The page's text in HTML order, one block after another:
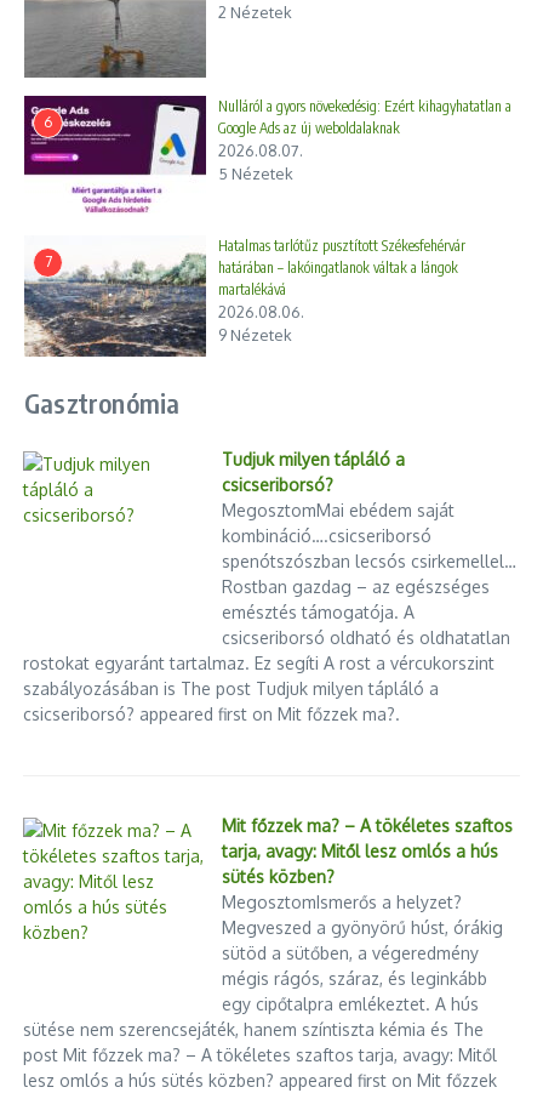
2 Nézetek
6
Nulláról a gyors növekedésig: Ezért kihagyhatatlan a
Google Ads az új weboldalaknak
2026.08.07.
5 Nézetek
7
Hatalmas tarlótűz pusztított Székesfehérvár
határában – lakóingatlanok váltak a lángok
martalékává
2026.08.06.
9 Nézetek
Gasztronómia
Tudjuk milyen tápláló a
csicseriborsó?
MegosztomMai ebédem saját
kombináció….csicseriborsó
spenótszószban lecsós csirkemellel…
Rostban gazdag – az egészséges
emésztés támogatója. A
csicseriborsó oldható és oldhatatlan
rostokat egyaránt tartalmaz. Ez segíti A rost a vércukorszint
szabályozásában is The post Tudjuk milyen tápláló a
csicseriborsó? appeared first on Mit főzzek ma?.
Mit főzzek ma? – A tökéletes szaftos
tarja, avagy: Mitől lesz omlós a hús
sütés közben?
MegosztomIsmerős a helyzet?
Megveszed a gyönyörű húst, órákig
sütöd a sütőben, a végeredmény
mégis rágós, száraz, és leginkább
egy cipőtalpra emlékeztet. A hús
sütése nem szerencsejáték, hanem színtiszta kémia és The
post Mit főzzek ma? – A tökéletes szaftos tarja, avagy: Mitől
lesz omlós a hús sütés közben? appeared first on Mit főzzek